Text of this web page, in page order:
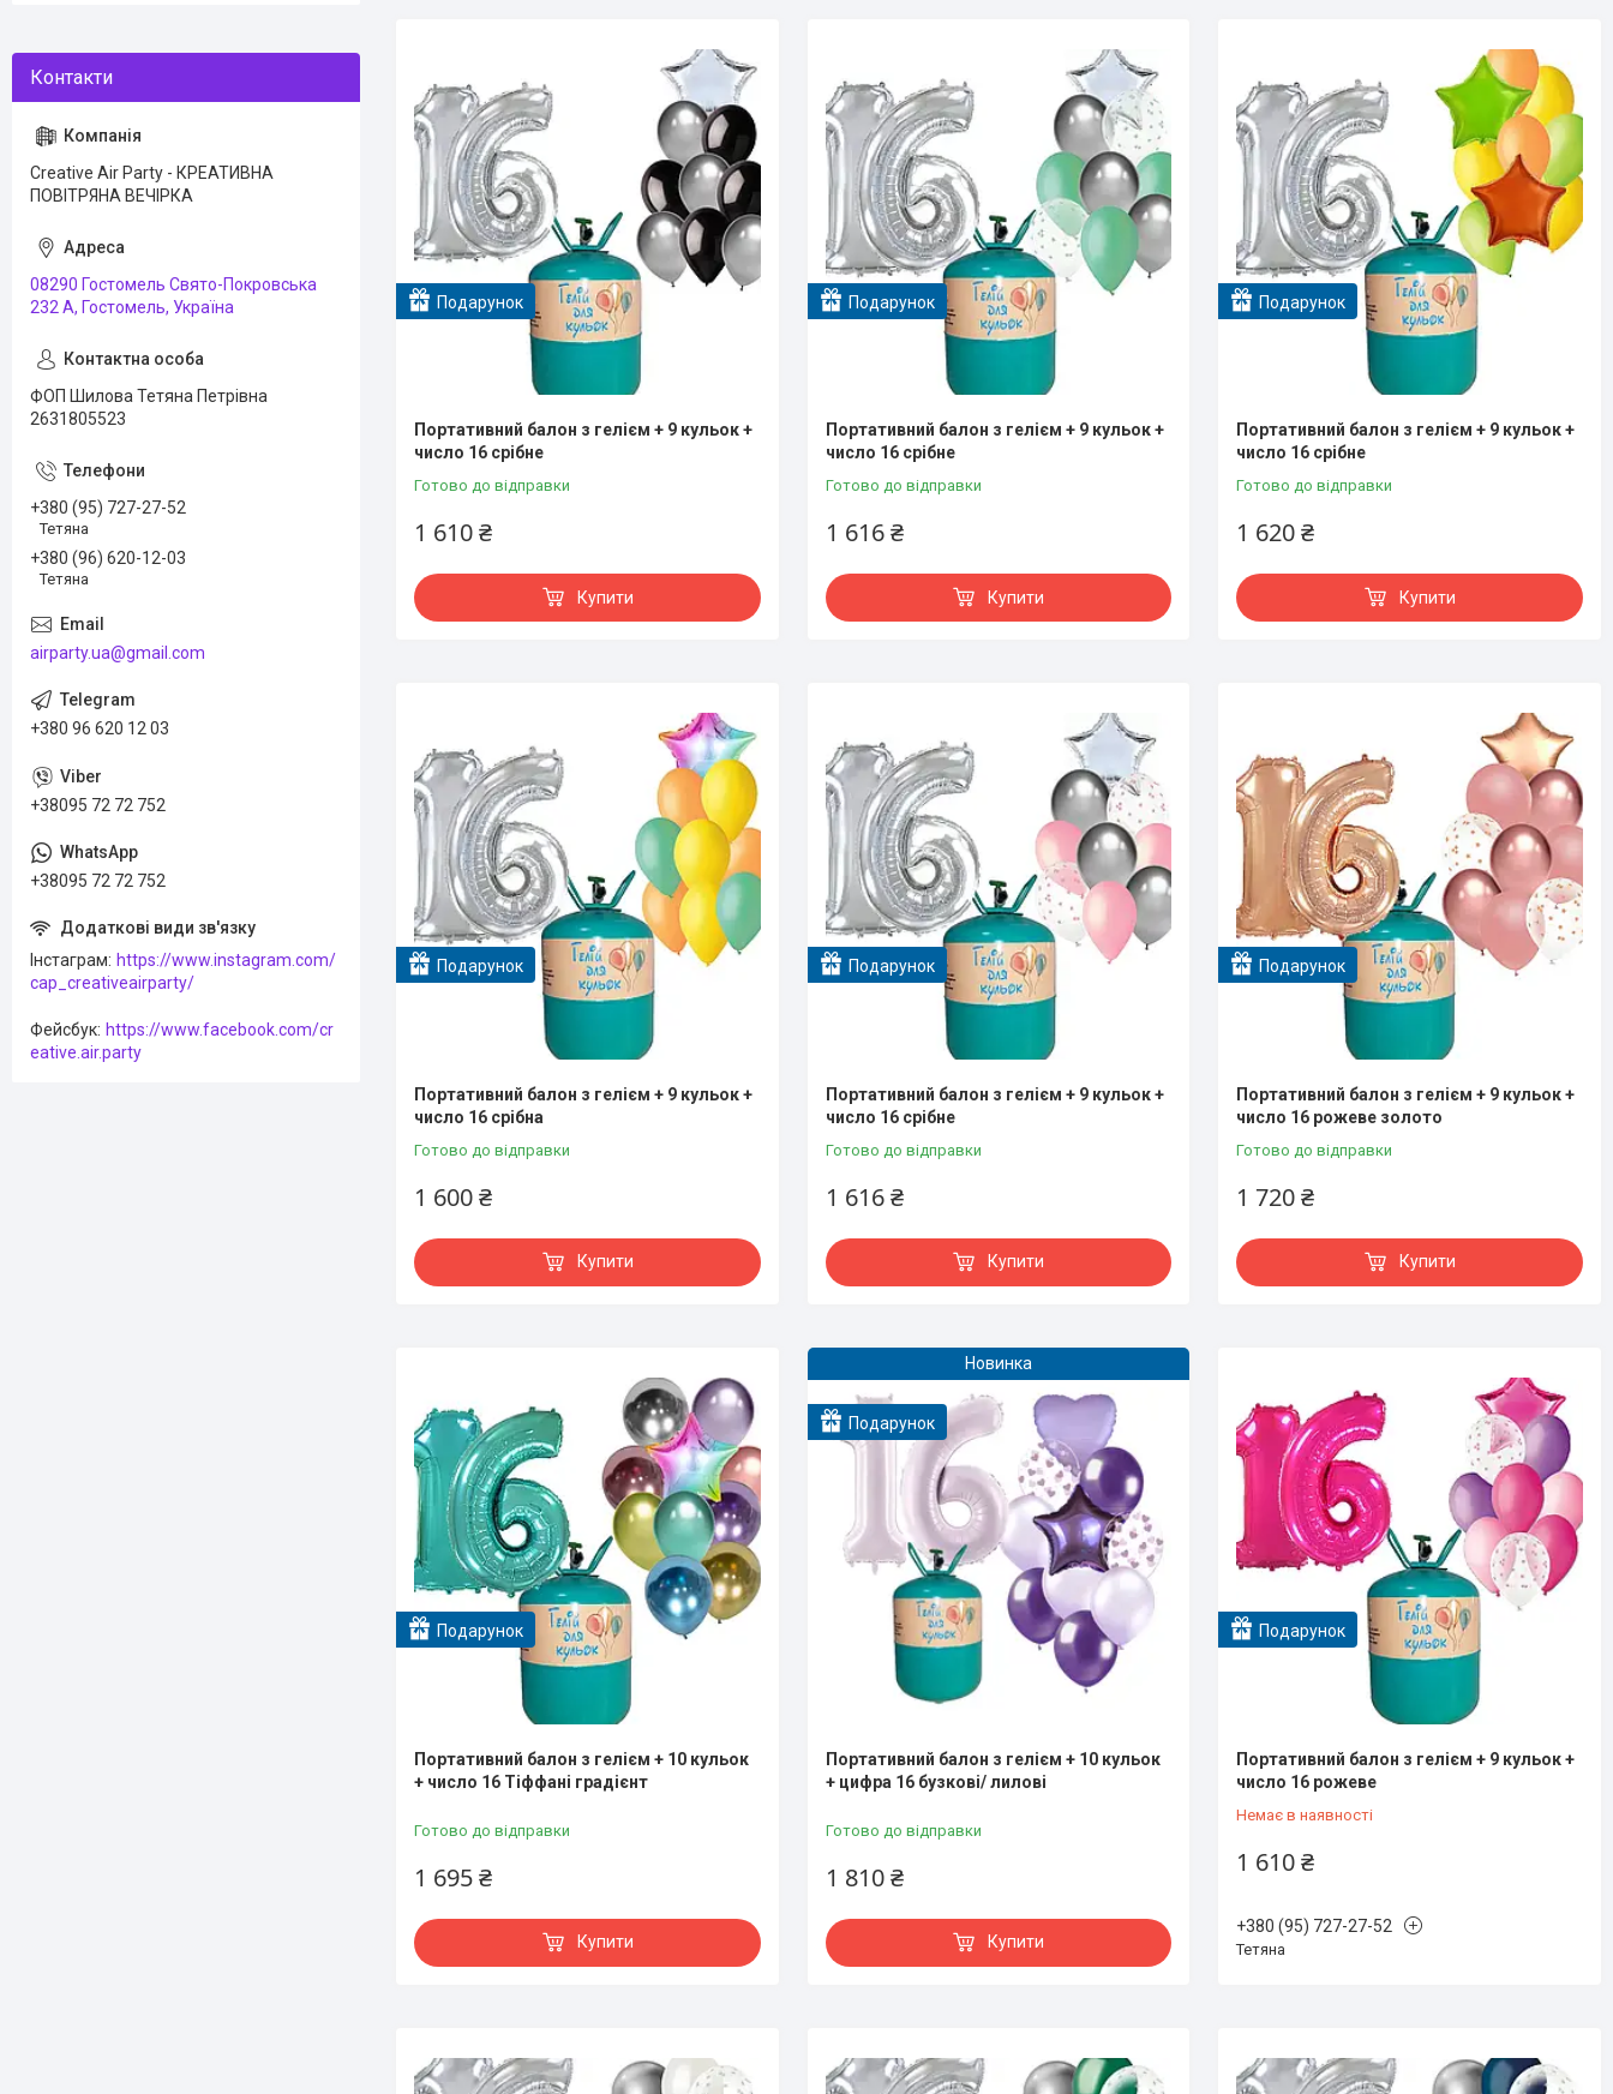
Подарунок
Портативний балон з гелієм + 9 кульок +
число 16 срібне
Готово до відправки
1 610 ₴
Купити
Подарунок
Портативний балон з гелієм + 9 кульок +
число 16 срібне
Готово до відправки
1 616 ₴
Купити
Подарунок
Портативний балон з гелієм + 9 кульок +
число 16 срібне
Готово до відправки
1 620 ₴
Купити
Подарунок
Портативний балон з гелієм + 9 кульок +
число 16 срібна
Готово до відправки
1 600 ₴
Купити
Подарунок
Портативний балон з гелієм + 9 кульок +
число 16 срібне
Готово до відправки
1 616 ₴
Купити
Подарунок
Портативний балон з гелієм + 9 кульок +
число 16 рожеве золото
Готово до відправки
1 720 ₴
Купити
Подарунок
Портативний балон з гелієм + 10 кульок
+ число 16 Тіффані градієнт
Готово до відправки
1 695 ₴
Купити
Новинка
Подарунок
Портативний балон з гелієм + 10 кульок
+ цифра 16 бузкові/ лилові
Готово до відправки
1 810 ₴
Купити
Подарунок
Портативний балон з гелієм + 9 кульок +
число 16 рожеве
Немає в наявності
1 610 ₴
+380 (95) 727-27-52
Тетяна
Creative Air Party - КРЕАТИВНА
ПОВІТРЯНА ВЕЧІРКА
08290 Гостомель Свято-Покровська
232 А, Гостомель, Україна
ФОП Шилова Тетяна Петрівна
2631805523
+380 (95) 727-27-52
Тетяна
+380 (96) 620-12-03
Тетяна
airparty.ua@gmail.com
+380 96 620 12 03
+38095 72 72 752
+38095 72 72 752
Інстаграм https://www.instagram.com/
cap_creativeairparty/
Фейсбук https://www.facebook.com/cr
eative.air.party